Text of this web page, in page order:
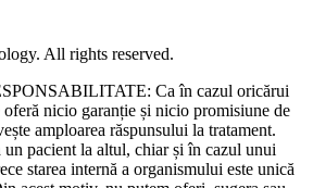
All rights reserved.
Ca în cazul oricărui
oferă nicio garanție și nicio promisiune de
amploarea răspunsului la tratament.
un pacient la altul, chiar și în cazul unui
starea internă a organismului este unică